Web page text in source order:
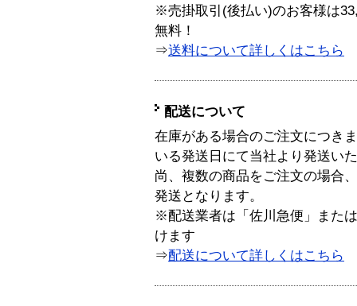
※売掛取引(後払い)のお客様は
無料！
⇒送料について詳しくはこちら
配送について
在庫がある場合のご注文につき
いる発送日にて当社より発送い
尚、複数の商品をご注文の場合
発送となります。
※配送業者は「佐川急便」また
けます
⇒配送について詳しくはこちら